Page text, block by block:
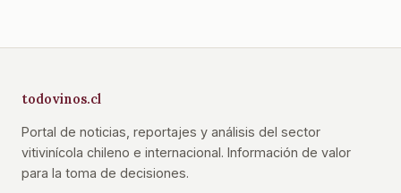
todovinos.cl
Portal de noticias, reportajes y análisis del sector
vitivinícola chileno e internacional. Información de valor
para la toma de decisiones.